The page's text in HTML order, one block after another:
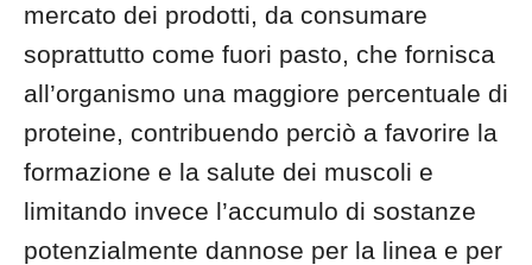
mercato dei prodotti, da consumare
soprattutto come fuori pasto, che fornisca
all’organismo una maggiore percentuale di
proteine, contribuendo perciò a favorire la
formazione e la salute dei muscoli e
limitando invece l’accumulo di sostanze
potenzialmente dannose per la linea e per